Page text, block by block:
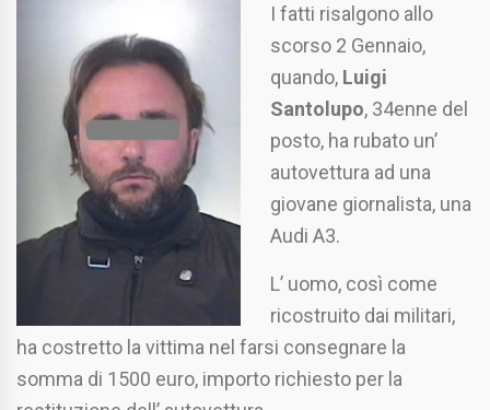
I fatti risalgono allo
scorso 2 Gennaio,
quando, Luigi
Santolupo, 34enne del
posto, ha rubato un’
autovettura ad una
giovane giornalista, una
Audi A3.
L’ uomo, così come
ricostruito dai militari,
ha costretto la vittima nel farsi consegnare la
somma di 1500 euro, importo richiesto per la